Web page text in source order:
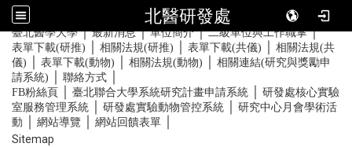
北醫研發處
::: 臺北醫學大學｜最新消息｜單位簡介｜二級單位與工作職掌｜
表單下載(研推) 相關法規(研推) 表單下載(共儀)
相關法規(共
儀)
表單下載(動物) 相關法規(動物)
相關連結(研究與獎勵申
請系統)
聯絡方式
FB粉絲頁 臺北聯合大學系統研究計畫申請系統
研發處核心實驗
室服務管理系統
研發處實驗動物管控系統
研究中心月會學術活
動
網站導覽 網站回饋表單
Sitemap